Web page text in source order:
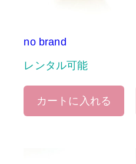
no brand
レンタル可能
カートに入れる